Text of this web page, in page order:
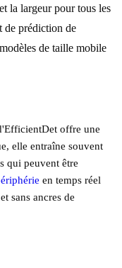
la largeur pour tous les
de prédiction de
de taille mobile
offre une
elle entraîne souvent
qui peuvent être
en temps réel
sans ancres de